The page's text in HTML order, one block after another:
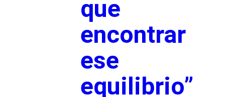
que
encontrar
ese
equilibrio”